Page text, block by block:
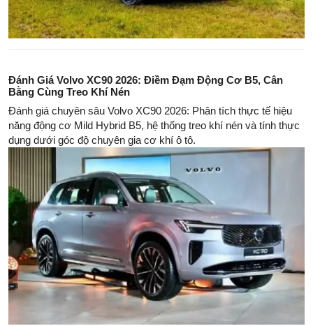
Đánh Giá Volvo XC90 2026: Điềm Đạm Động Cơ B5, Cân
Bằng Cùng Treo Khí Nén
Đánh giá chuyên sâu Volvo XC90 2026: Phân tích thực tế hiệu
năng động cơ Mild Hybrid B5, hệ thống treo khí nén và tính thực
dụng dưới góc độ chuyên gia cơ khí ô tô.